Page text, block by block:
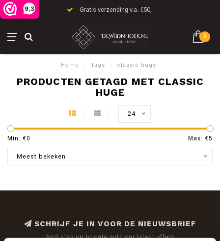
9,3 Gratis verzending v.a. €50,-
0
Home / Tags / classic huge
PRODUCTEN GETAGD MET CLASSIC
HUGE
24
Min: €0 Max: €5
Meest bekeken
SCHRIJF JE IN VOOR DE NIEUWSBRIEF
And stay up to date with our latest offers